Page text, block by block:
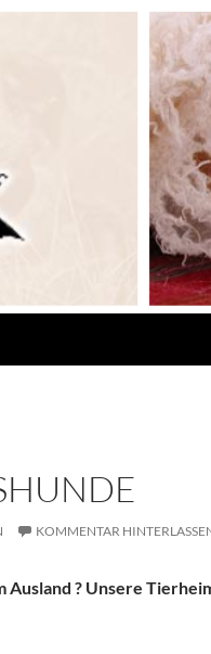
KOMMENTAR
Ausland ? Unsere